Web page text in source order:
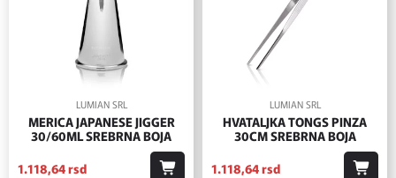
LUMIAN SRL
MERICA JAPANESE JIGGER
30/60ML SREBRNA BOJA
1.118,64rsd
LUMIAN SRL
HVATALJKA TONGS PINZA
30CM SREBRNA BOJA
1.118,64rsd